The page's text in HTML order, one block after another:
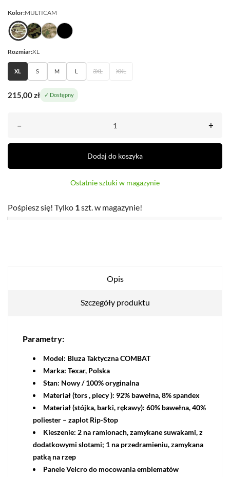
Kolor:MULTICAM
Rozmiar:XL
XL S M L 3XL XXL
215,00 zł ✓ Dostępny
– +
Dodaj do koszyka
Ostatnie sztuki w magazynie
Pośpiesz się! Tylko 1szt. w magazynie!
Opis
Szczegóły produktu
Parametry:
Model: Bluza Taktyczna COMBAT
Marka: Texar, Polska
Stan: Nowy / 100% oryginalna
Materiał (tors , plecy ): 92% bawełna, 8% spandex
Materiał (stójka, barki, rękawy): 60% bawełna, 40%
poliester – zaplot Rip-Stop
Kieszenie: 2 na ramionach, zamykane suwakami, z
dodatkowymi slotami; 1 na przedramieniu, zamykana
patką na rzep
Panele Velcro do mocowania emblematów